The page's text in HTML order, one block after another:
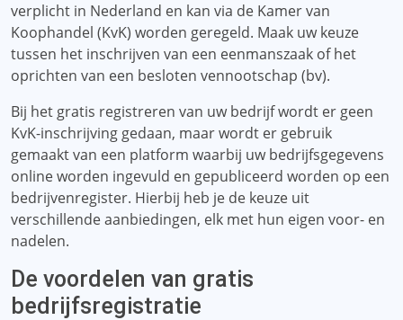
verplicht in Nederland en kan via de Kamer van
Koophandel (KvK) worden geregeld. Maak uw keuze
tussen het inschrijven van een eenmanszaak of het
oprichten van een besloten vennootschap (bv).
Bij het gratis registreren van uw bedrijf wordt er geen
KvK-inschrijving gedaan, maar wordt er gebruik
gemaakt van een platform waarbij uw bedrijfsgegevens
online worden ingevuld en gepubliceerd worden op een
bedrijvenregister. Hierbij heb je de keuze uit
verschillende aanbiedingen, elk met hun eigen voor- en
nadelen.
De voordelen van gratis
bedrijfsregistratie